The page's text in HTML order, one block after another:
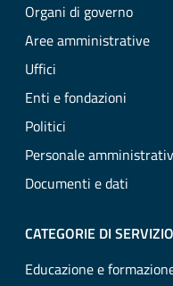
Organi di governo
Aree amministrative
Uffici
Enti e fondazioni
Politici
Personale
Documenti e dati
CATEGORIE DI SERVIZIO
Educazione e